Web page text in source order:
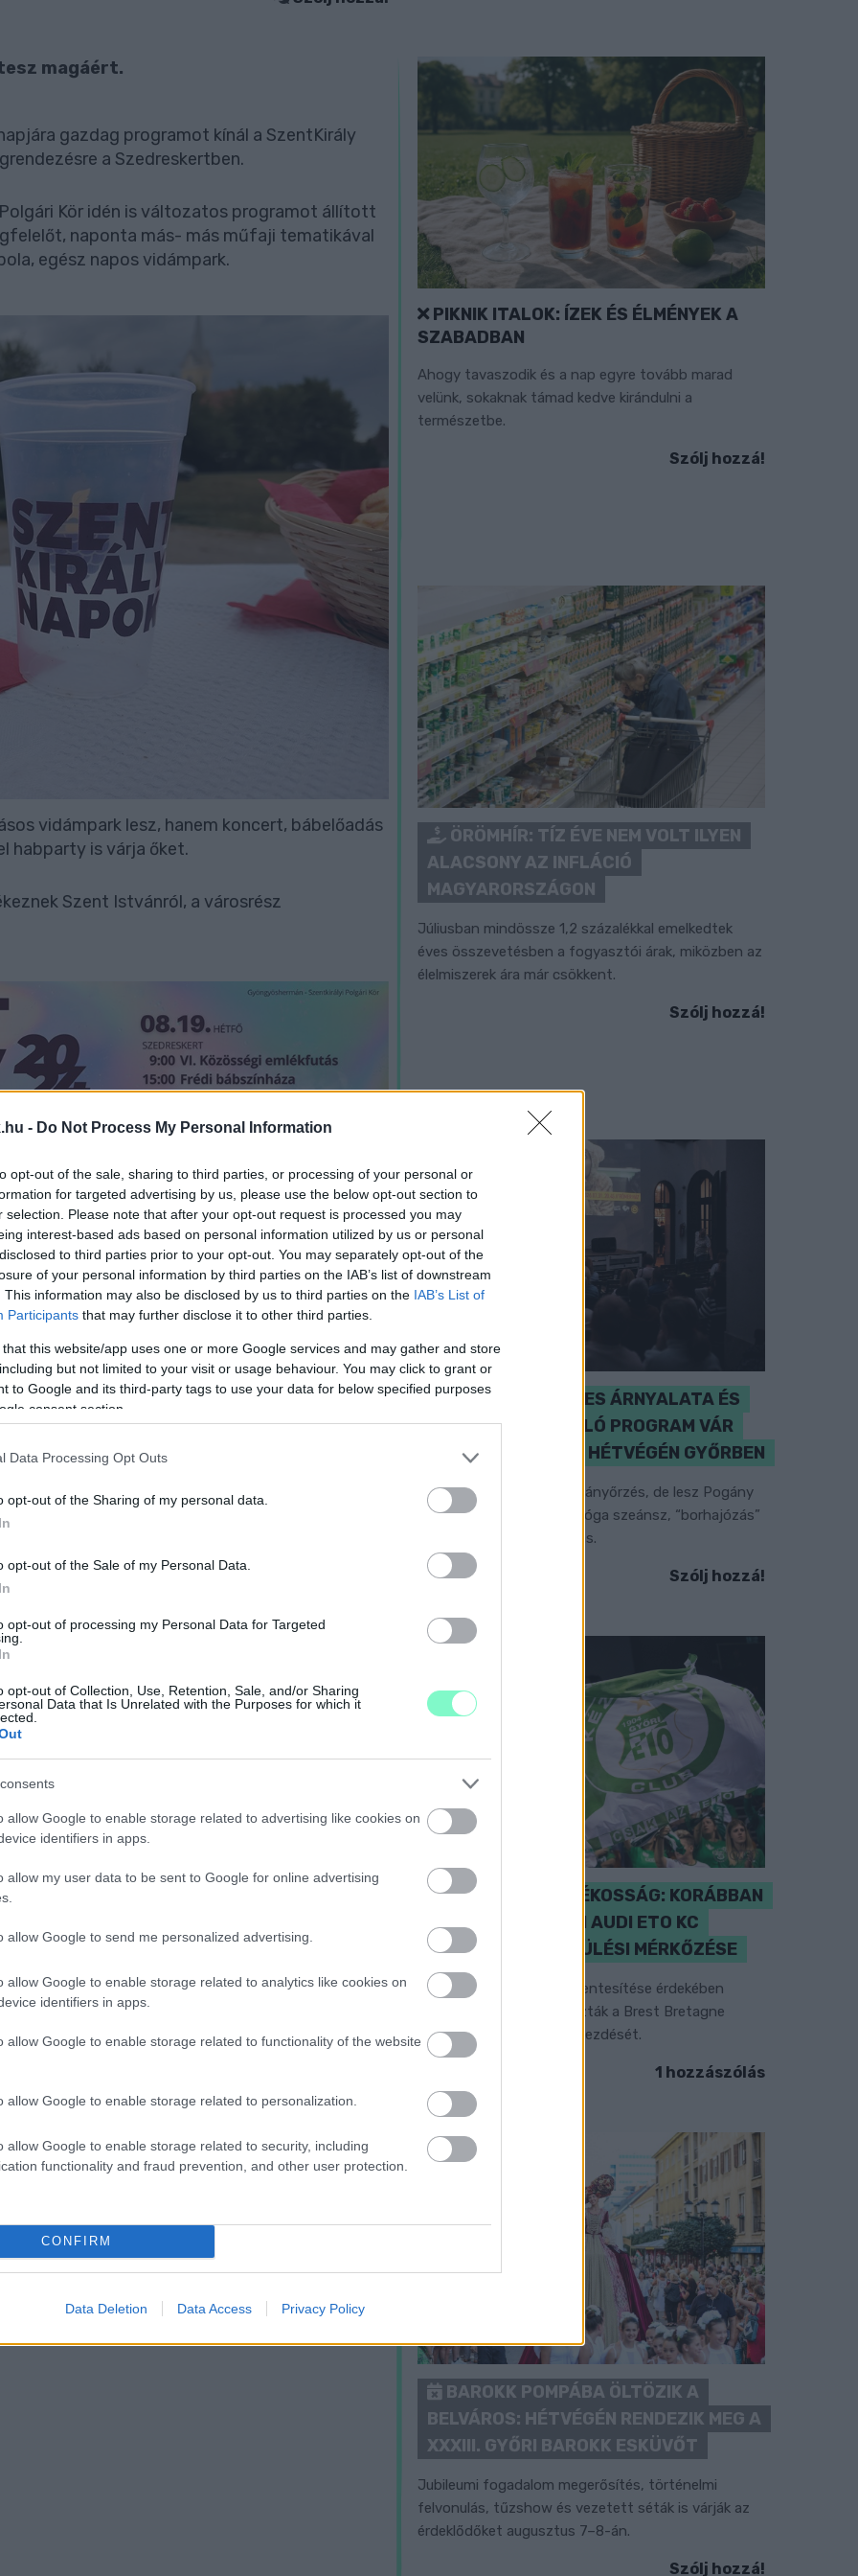
- Do Not Process My Personal Information
opt-out of the sale, sharing to third parties, or processing of your personal or
for targeted advertising by us, please use the below opt-out section to
selection. Please note that after your opt-out request is processed you may
interest-based ads based on personal information utilized by us or personal
to third parties prior to your opt-out. You may separately opt-out of the
of your personal information by third parties on the IAB’s list of downstream
This information may also be disclosed by us to third parties on the IAB’s List of
Participants that may further disclose it to other third parties.
that this website/app uses one or more Google services and may gather and store
but not limited to your visit or usage behaviour. You may click to grant or
to Google and its third-party tags to use your data for below specified purposes
consent section.
Data Processing Opt Outs
opt-out of the Sharing of my personal data.
opt-out of the Sale of my Personal Data.
opt-out of processing my Personal Data for Targeted
opt-out of Collection, Use, Retention, Sale, and/or Sharing
Data that Is Unrelated with the Purposes for which it
allow Google to enable storage related to advertising like cookies on
identifiers in apps.
allow my user data to be sent to Google for online advertising
allow Google to send me personalized advertising.
allow Google to enable storage related to analytics like cookies on
identifiers in apps.
allow Google to enable storage related to functionality of the website
allow Google to enable storage related to personalization.
allow Google to enable storage related to security, including
functionality and fraud prevention, and other user protection.
CONFIRM
Data Deletion Data Access Privacy Policy
magáért.
gazdag programot kínál a SzentKirály
a Szedreskertben.
Kör idén is változatos programot állított
naponta más- más műfaji tematikával
egész napos vidámpark.
vidámpark lesz, hanem koncert, bábelőadás
habparty is várja őket.
Szent Istvánról, a városrész
az utolsó nap, 20. nem nélkülözi
a szentmisét, a templomkertben az ünnepi
- mondta elTóth Kálmán
Napok Facebook-oldalát.
PIKNIK ITALOK: ÍZEK ÉS ÉLMÉNYEK A
SZABADBAN
Ahogy tavaszodik és a nap egyre tovább marad
velünk, sokaknak támad kedve kirándulni a
természetbe.
Szólj hozzá!
ÖRÖMHÍR: TÍZ ÉVE NEM VOLT ILYEN
ALACSONY AZ INFLÁCIÓ
MAGYARORSZÁGON
Júliusban mindössze 1,2 százalékkal emelkedtek
éves összevetésben a fogyasztói árak, miközben az
élelmiszerek ára már csökkent.
Szólj hozzá!
A BAROKK ÖSSZES ÁRNYALATA ÉS
MÉG EGY SOR KIVÁLÓ PROGRAM VÁR
MINDENKIT EZEN A HÉTVÉGÉN GYŐRBEN
Középpontban a hagyományőrzés, de lesz Pogány
Induló és Majka koncert, jóga szeánsz, “borhajózás”
és egy csomó minden más.
Szólj hozzá!
ENERGIATAKARÉKOSSÁG: KORÁBBAN
KEZDŐDIK A GYŐRI AUDI ETO KC
PÉNTEKI FELKÉSZÜLÉSI MÉRKŐZÉSE
Az energiaellátás tehermentesítése érdekében
másfél órával előrébb hozták a Brest Bretagne
Handball elleni találkozó kezdését.
1 hozzászólás
BAROKK POMPÁBA ÖLTÖZIK A
BELVÁROS: HÉTVÉGÉN RENDEZIK MEG A
XXXIII. GYŐRI BAROKK ESKÜVŐT
Jubileumi fogadalom megerősítés, történelmi
felvonulás, tűzshow és vezetett séták is várják az
érdeklődőket augusztus 7–8-án.
Szólj hozzá!